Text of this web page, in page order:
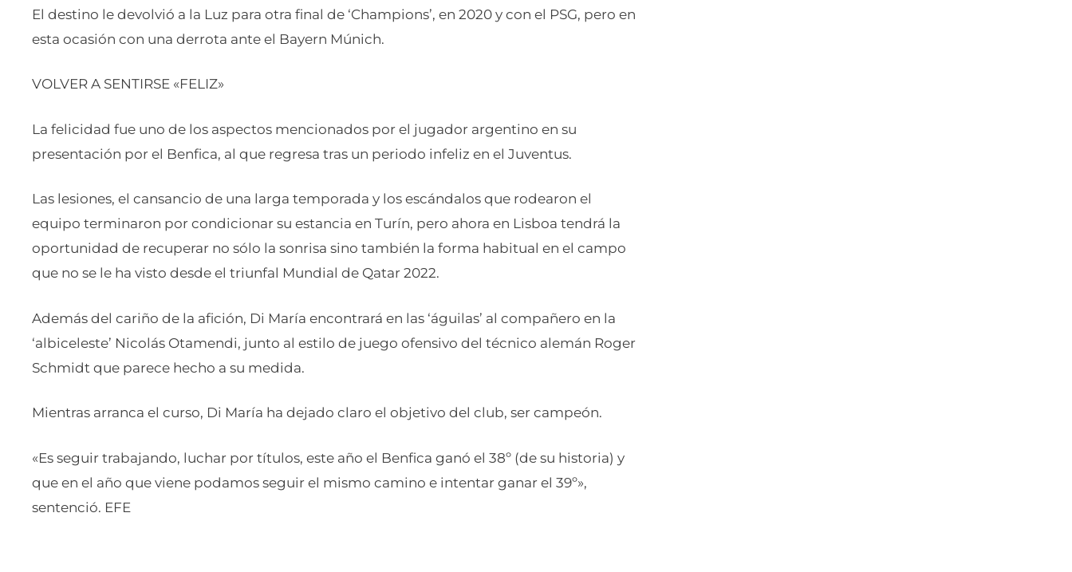
El destino le devolvió a la Luz para otra final de ‘Champions’, en 2020 y con el PSG, pero en
esta ocasión con una derrota ante el Bayern Múnich.
VOLVER A SENTIRSE «FELIZ»
La felicidad fue uno de los aspectos mencionados por el jugador argentino en su
presentación por el Benfica, al que regresa tras un periodo infeliz en el Juventus.
Las lesiones, el cansancio de una larga temporada y los escándalos que rodearon el
equipo terminaron por condicionar su estancia en Turín, pero ahora en Lisboa tendrá la
oportunidad de recuperar no sólo la sonrisa sino también la forma habitual en el campo
que no se le ha visto desde el triunfal Mundial de Qatar 2022.
Además del cariño de la afición, Di María encontrará en las ‘águilas’ al compañero en la
‘albiceleste’ Nicolás Otamendi, junto al estilo de juego ofensivo del técnico alemán Roger
Schmidt que parece hecho a su medida.
Mientras arranca el curso, Di María ha dejado claro el objetivo del club, ser campeón.
«Es seguir trabajando, luchar por títulos, este año el Benfica ganó el 38º (de su historia) y
que en el año que viene podamos seguir el mismo camino e intentar ganar el 39º»,
sentenció. EFE